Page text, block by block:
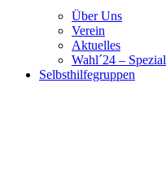
Über Uns
Verein
Aktuelles
Wahl´24 – Spezial
Selbsthilfegruppen